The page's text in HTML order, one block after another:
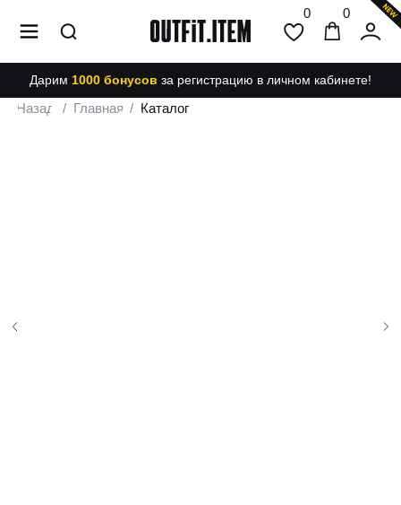
Назад Главная
/ Каталог
/